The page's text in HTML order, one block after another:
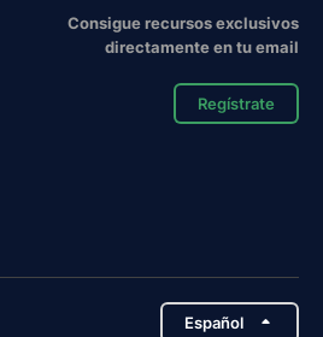
Consigue recursos exclusivos
directamente en tu email
Regístrate
Español